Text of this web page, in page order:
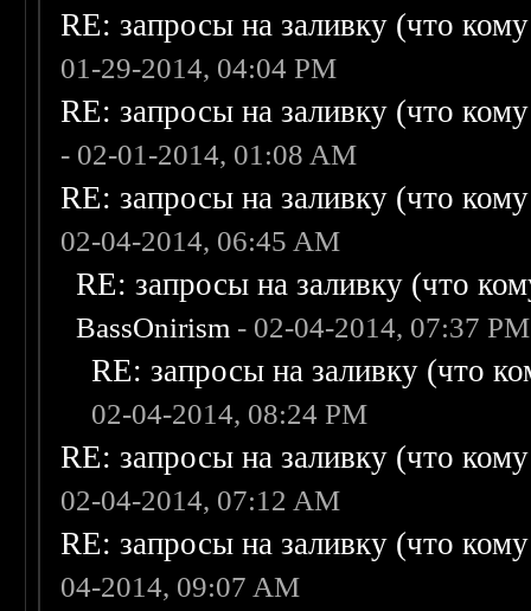
RE: запросы на заливку (что
01-29-2014, 04:04 PM
RE: запросы на заливку (что
- 02-01-2014, 01:08 AM
RE: запросы на заливку (что
02-04-2014, 06:45 AM
RE: запросы на заливку (что
BassOnirism - 02-04-2014, 07:37 PM
RE: запросы на заливку (что
02-04-2014, 08:24 PM
RE: запросы на заливку (что
02-04-2014, 07:12 AM
RE: запросы на заливку (что
04-2014, 09:07 AM